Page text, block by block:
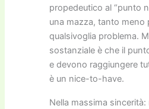
propedeutico al “punto
una mazza, tanto meno
qualsivoglia problema.
sostanziale è che il
e devono raggiungere
è un nice-to-have.
Nella massima